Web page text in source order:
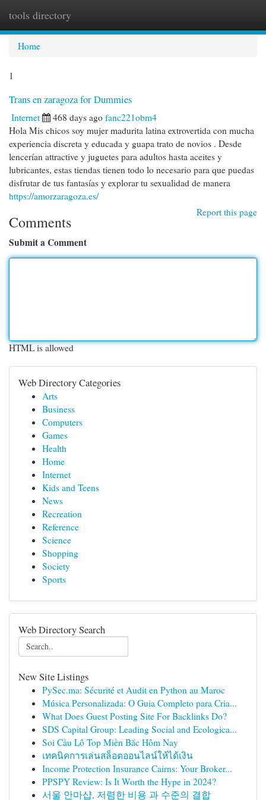
tools directory
Home
1
Trans en zaragoza for Dummies
Internet 468 days ago fanc221obm4
Hola Mis chicos soy mujer madurita latina extrovertida con mucha
experiencia discreta y educada y guapa trato de novios . Desde
lencerían attractive y juguetes para adultos hasta aceites y
lubricantes, estas tiendas tienen todo lo necesario para que puedas
disfrutar de tus fantasías y explorar tu sexualidad de manera
https://amorzaragoza.es/
Report this page
Comments
Submit a Comment
HTML is allowed
Web Directory Categories
Arts
Business
Computers
Games
Health
Home
Internet
Kids and Teens
News
Recreation
Reference
Science
Shopping
Society
Sports
Web Directory Search
New Site Listings
PySec.ma: Sécurité et Audit en Python au Maroc
Música Personalizada: O Guia Completo para Cria...
What Does Guest Posting Site For Backlinks Do?
SDS Capital Group: Leading Social and Ecologica...
Soi Cầu Lô Top Miền Bắc Hôm Nay
เทคนิคการเล่นสล็อตออนไลน์ให้ได้เงิน
Income Protection Insurance Cairns: Your Broker...
PPSPY Review: Is It Worth the Hype in 2024?
서울 안마샵, 저렴한 비용 과 수준의 결합